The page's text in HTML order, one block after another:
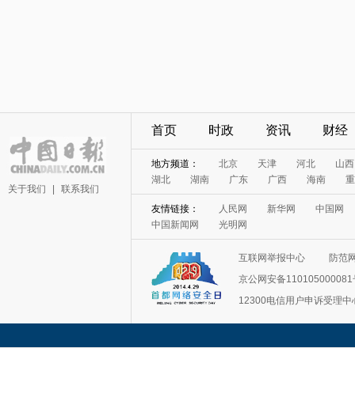
关于我们 联系我们
首页 时政 资讯 财经
地方频道： 北京 天津 河北
山西
湖北
湖南 广东 广西 海南
友情链接： 人民网 新华网
中国网
中国新闻网
光明网
互联网举报中心
防范
京公网安备110105000081
12300电信用户申诉受理中